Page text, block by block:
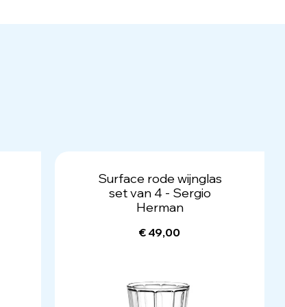
Surface rode wijnglas
set van 4 - Sergio
Herman
€ 49,00